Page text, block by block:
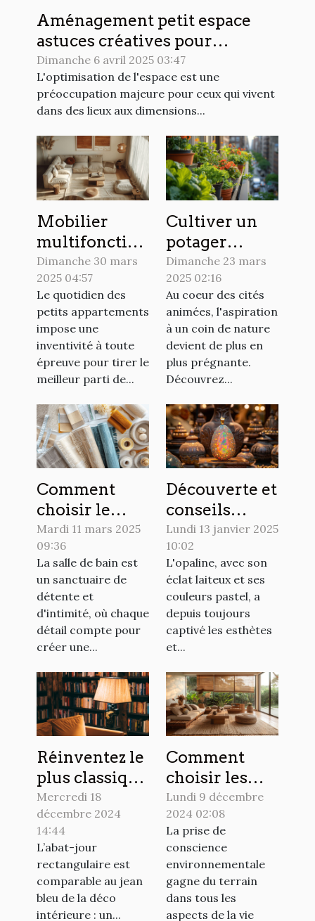
Aménagement petit espace
astuces créatives pour
optimiser chaque mètre carré
Dimanche 6 avril 2025 03:47
L'optimisation de l'espace est une
préoccupation majeure pour ceux qui vivent
dans des lieux aux dimensions...
Mobilier
multifonction
pour petits
appartements
optimisation
maximale de
l'espace
Dimanche 30 mars
2025 04:57
Le quotidien des
petits appartements
impose une
inventivité à toute
épreuve pour tirer le
meilleur parti de...
Cultiver un
potager
urbain sur un
balcon les
secrets d'un
espace vert en
ville
Dimanche 23 mars
2025 02:16
Au coeur des cités
animées, l'aspiration
à un coin de nature
devient de plus en
plus prégnante.
Découvrez...
Comment
choisir le
matériau
idéal pour
votre rideau
de douche
Mardi 11 mars 2025
09:36
La salle de bain est
un sanctuaire de
détente et
d'intimité, où chaque
détail compte pour
créer une...
Découverte et
conseils
d'achat pour
les amateurs
d'opaline
Lundi 13 janvier 2025
10:02
L'opaline, avec son
éclat laiteux et ses
couleurs pastel, a
depuis toujours
captivé les esthètes
et...
Réinventez le
plus classique
des
luminaires :
l'abat-jour
rectangulaire
Mercredi 18
décembre 2024
14:44
L’abat-jour
rectangulaire est
comparable au jean
bleu de la déco
intérieure : un...
Comment
choisir les
matériaux
écologiques
pour votre
décoration
intérieure
Lundi 9 décembre
2024 02:08
La prise de
conscience
environnementale
gagne du terrain
dans tous les
aspects de la vie